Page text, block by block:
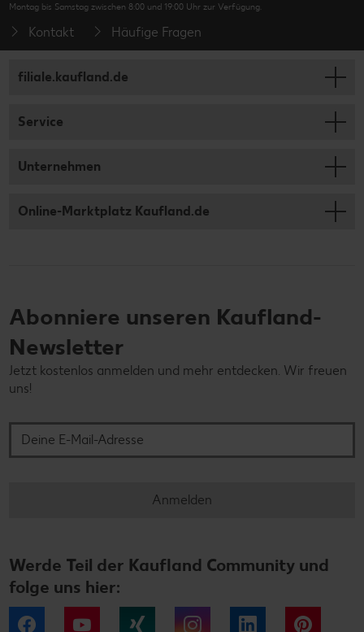
Montag bis Samstag zwischen 8:00 und 19:00 Uhr zur Verfügung.
Kontakt Häufige Fragen
filiale.kaufland.de
Service
Unternehmen
Online-Marktplatz Kaufland.de
Abonniere unseren Kaufland-
Newsletter
Jetzt kostenlos anmelden und mehr entdecken. Wir freuen
uns!
Anmelden
Werde Teil der Kaufland Community und
folge uns hier:
Facebook YouTube Xing Instagram LinkedIn